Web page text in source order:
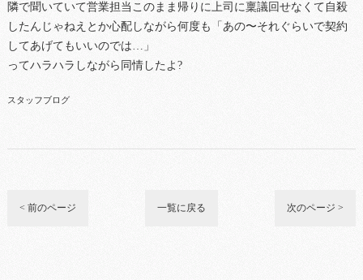
隣で聞いていて営業担当このまま帰りに上司に稟議回せなくて自殺
したんじゃねえとか心配しながら何度も「あの〜それぐらいで契約
してあげてもいいのでは…」
ってハラハラしながら同情したよ?
スタッフブログ
< 前のページ 一覧に戻る 次のページ >